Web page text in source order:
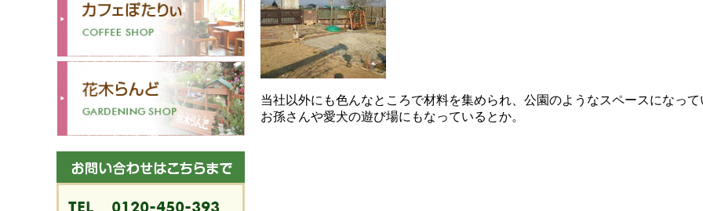
当社以外にも色んなところで材料を集められ、公園のようなスペースになっ
お孫さんや愛犬の遊び場にもなっているとか。